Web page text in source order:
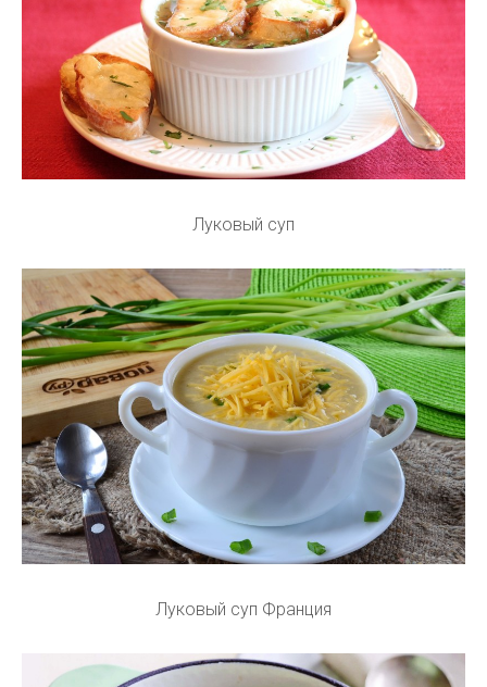
Луковый суп
Луковый суп Франция